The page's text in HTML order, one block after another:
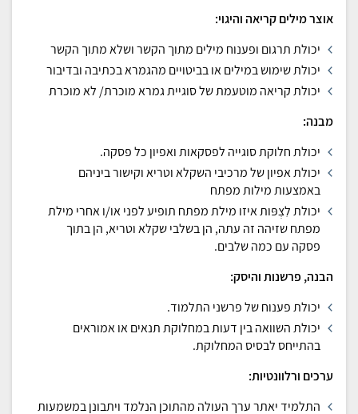
אוצר מילים קריאה והיגוי:
יכולת תרגום ופענוח מילים מתוך הקשר ושלא מתוך הקשר
יכולת שימוש במילים או בביטויים מהגמרא בכתיבה ובדיבור
יכולת קריאה מוטעמת של סוגיית גמרא מוכרת/ לא מוכרת
מבנה:
יכולת חלוקת סוגייה לפסקאות ואפיון כל פסקה.
יכולת אפיון של מרכיבי השקלא וטריא וקישור ביניהם
באמצעות מילות מפתח
יכולת לִצְפּות איזו מילת מפתח תופיע לפני או/ו אחרי מילת
מפתח שזיהה זה עתה, הן בשלבי שקלא וטריא, הן בתוך
פסקה עם כמה שלבים.
הבנה, פרשנות והיסק:
יכולת פענוח של פרשני התלמוד.
יכולת השוואה בין דעות במחלוקת תנאים או אמוראים
בהתייחס לבסיס המחלוקת.
ערכים ורלוונטיות:
התלמיד יאתר ערך העולה מהתוכן הנלמד ויתבונן במשמעות